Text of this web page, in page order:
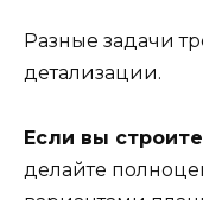
Разные задачи
детализации.
Если вы
делайте